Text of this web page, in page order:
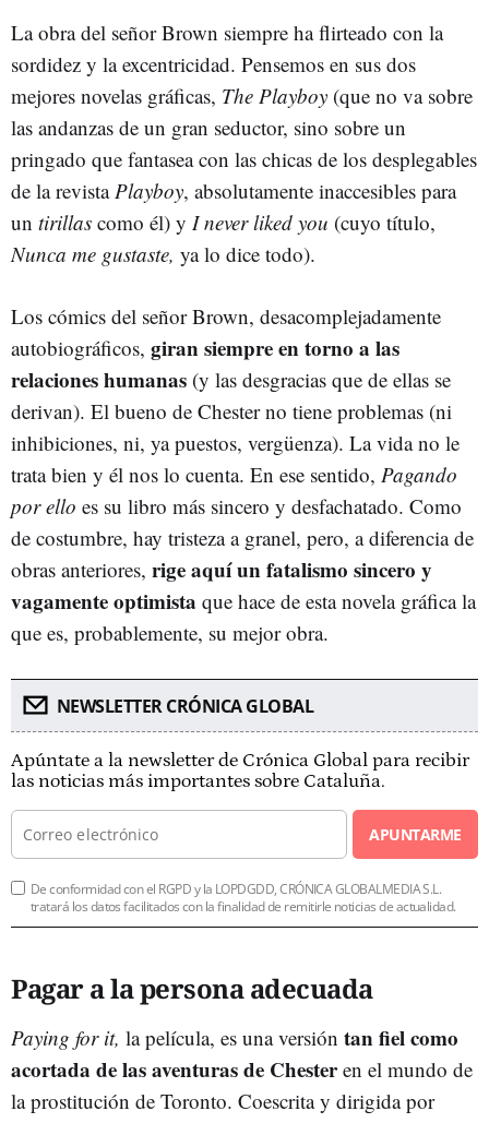
La obra del señor Brown siempre ha flirteado con la
sordidez y la excentricidad. Pensemos en sus dos
mejores novelas gráficas, The Playboy (que no va sobre
las andanzas de un gran seductor, sino sobre un
pringado que fantasea con las chicas de los desplegables
de la revistaPlayboy, absolutamente inaccesibles para
un tirillas como él) y I never liked you (cuyo título,
Nunca me gustaste, ya lo dice todo).
Los cómics del señor Brown, desacomplejadamente
autobiográficos, giran siempre en torno a las
relaciones humanas (y las desgracias que de ellas se
derivan). El bueno de Chester no tiene problemas (ni
inhibiciones, ni, ya puestos, vergüenza). La vida no le
trata bien y él nos lo cuenta. En ese sentido, Pagando
por ello es su libro más sincero y desfachatado. Como
de costumbre, hay tristeza a granel, pero, a diferencia de
obras anteriores, rige aquí un fatalismo sincero y
vagamente optimista que hace de esta novela gráfica la
que es, probablemente, su mejor obra.
NEWSLETTER CRÓNICA GLOBAL
Apúntate a la newsletter de Crónica Global para recibir
las noticias más importantes sobre Cataluña.
APUNTARME
De conformidad con el RGPD y la LOPDGDD, CRÓNICA GLOBALMEDIA S.L.
tratará los datos facilitados con la finalidad de remitirle noticias de actualidad.
Pagar a la persona adecuada
Paying for it, la película, es una versión tan fiel como
acortada de las aventuras de Chesteren el mundo de
la prostitución de Toronto. Coescrita y dirigida por